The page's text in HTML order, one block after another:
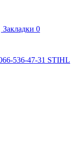
Закладки 0
536-47-31 STIHL